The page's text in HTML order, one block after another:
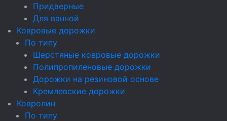
Придверные
Для ванной
Ковровые дорожки
По типу
Шерстяные ковровые дорожки
Полипропиленовые дорожки
Дорожки на резиновой основе
Кремлевские дорожки
Ковролин
По типу